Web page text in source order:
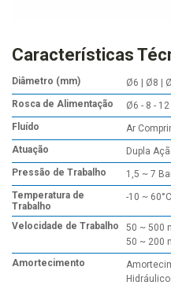
Características
Diâmetro (mm)
Ø6 | Ø8 |
Rosca de Alimentação
Ø6 - 8 -
Fluído
Ar
Atuação
Dupla
Pressão de Trabalho
1,5 ~ 7
Temperatura de
Trabalho
-10 ~ 60°C
Velocidade de Trabalho
50 ~ 500
50 ~ 200
Amortecimento